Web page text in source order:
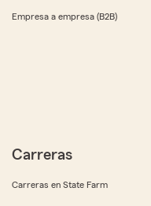
Empresa a empresa (B2B)
Carreras
Carreras en State Farm